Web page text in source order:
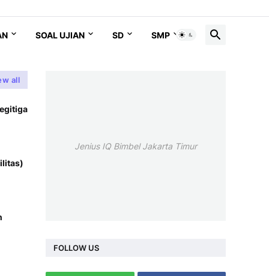
SOAL UJIAN SD SMP SMA
all
Jenius IQ Bimbel Jakarta Timur
FOLLOW US